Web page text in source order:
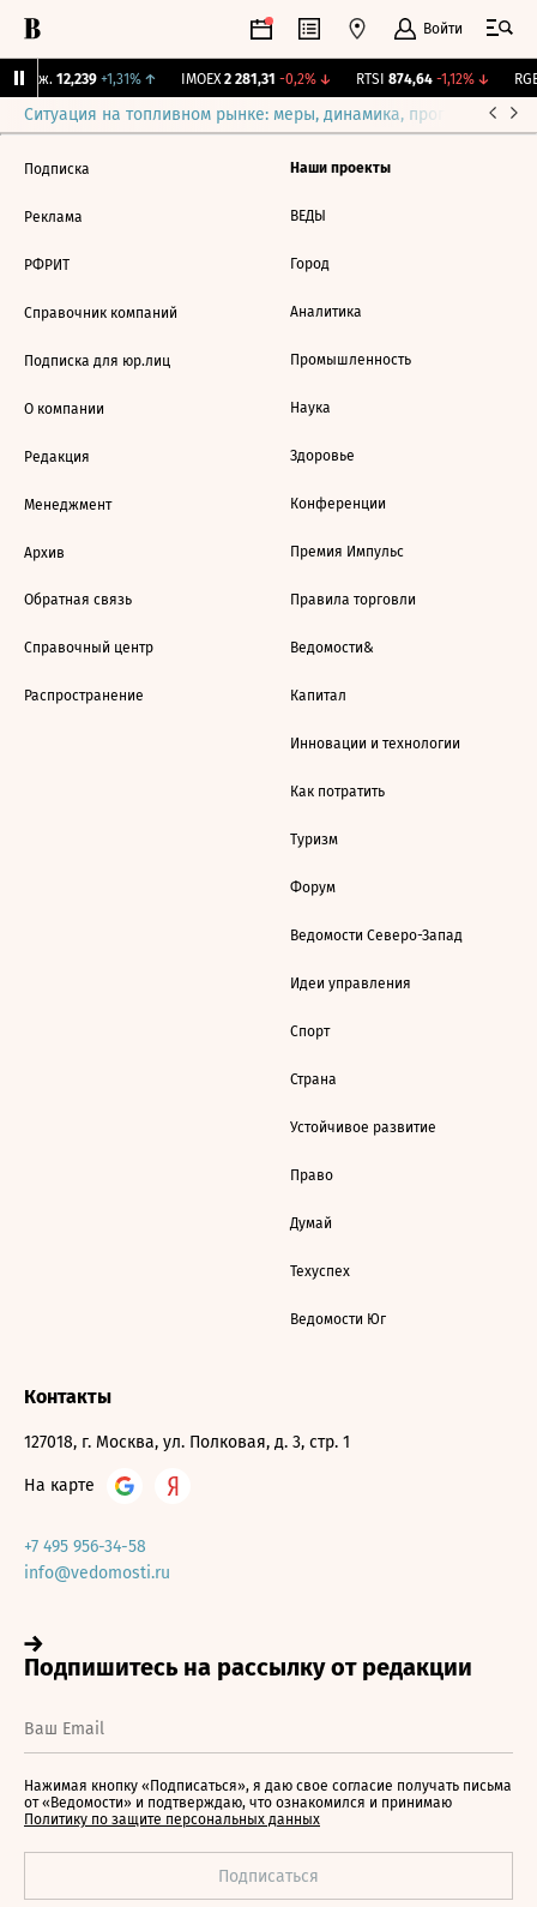
Войти
Бирж. 12,239 +1,31%↑ IMOEX 2 281,31 -0,2%↓ RTSI 874,64 -1,12%↓
Ситуация на топливном рынке: меры, динамика, прогнозы
Подписка
Реклама
РФРИТ
Справочник компаний
Подписка для юр.лиц
О компании
Редакция
Менеджмент
Архив
Обратная связь
Справочный центр
Распространение
Наши проекты
ВЕДЫ
Город
Аналитика
Промышленность
Наука
Здоровье
Конференции
Премия Импульс
Правила торговли
Ведомости&
Капитал
Инновации и технологии
Как потратить
Туризм
Форум
Ведомости Северо-Запад
Идеи управления
Спорт
Страна
Устойчивое развитие
Право
Думай
Техуспех
Ведомости Юг
Контакты
127018, г. Москва, ул. Полковая, д. 3, стр. 1
На карте
+7 495 956-34-58
info@vedomosti.ru
Нажимая кнопку «Подписаться», я даю свое согласие получать письма
от «Ведомости» и подтверждаю, что ознакомился и принимаю
Политику по защите персональных данных